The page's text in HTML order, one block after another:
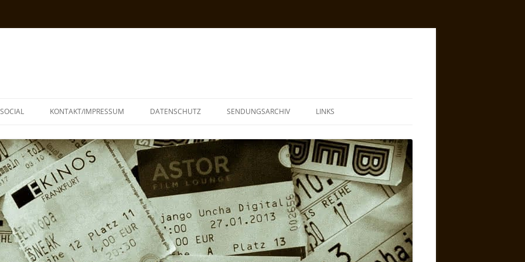
SOCIAL KONTAKT/IMPRESSUM DATENSCHUTZ SENDUNGSARCHIV LINKS